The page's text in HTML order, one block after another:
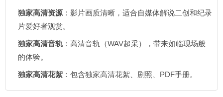
独家高清资源 ：影片画质清晰，适合自媒体解说二创和纪录
片爱好者观赏。
独家高清音轨 ：高清音轨（WAV超采），带来如临现场般
的体验。
独家高清花絮 ：包含独家高清花絮、剧照、PDF手册。